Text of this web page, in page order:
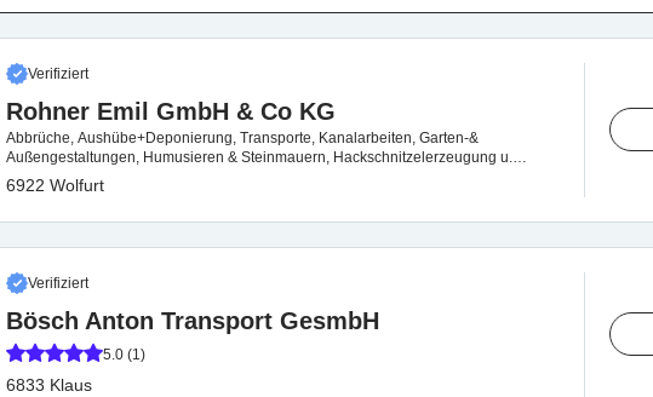
Verifiziert
Rohner Emil GmbH & Co KG
Abbrüche, Aushübe+Deponierung, Transporte, Kanalarbeiten, Garten-&
Außengestaltungen, Humusieren & Steinmauern, Hackschnitzelerzeugung u.
Zustellung
6922 Wolfurt
Verifiziert
Bösch Anton Transport GesmbH
5.0 (1)
6833 Klaus